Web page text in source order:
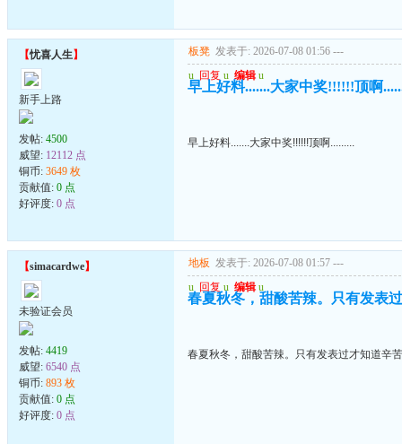
【忧喜人生】
新手上路
发帖: 4500
威望: 12112 点
铜币: 3649 枚
贡献值: 0 点
好评度: 0 点
板凳 发表于: 2026-07-08 01:56 ---
u 回复 u 编辑 u
早上好料.......大家中奖!!!!!!顶啊
早上好料.......大家中奖!!!!!!顶啊.........
【simacardwe】
未验证会员
发帖: 4419
威望: 6540 点
铜币: 893 枚
贡献值: 0 点
好评度: 0 点
地板 发表于: 2026-07-08 01:57 ---
u 回复 u 编辑 u
春夏秋冬，甜酸苦辣。只有发表
春夏秋冬，甜酸苦辣。只有发表过才知道辛